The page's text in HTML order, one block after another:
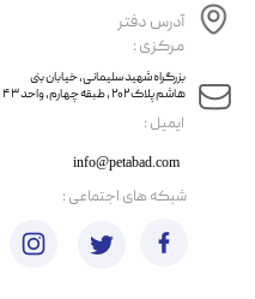
​ایمیل :
آدرس دفتر
مرکزی :
info@petabad.com
​​بزرگراه شهید سلیمانی، خیابان بنی
هاشم پلاک ۲۰۲ ، طبقه چهارم، واحد ۴۳
​شبکه های اجتماعی :